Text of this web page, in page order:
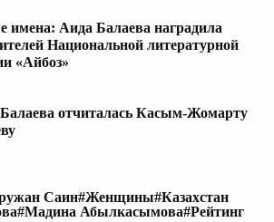
имена: Аида Балаева наградила
Национальной литературной
«Айбоз»
отчиталась Касым-Жомарту
Саин#Женщины#Казахстан
#Мадина Абылкасымова#Рейтинг